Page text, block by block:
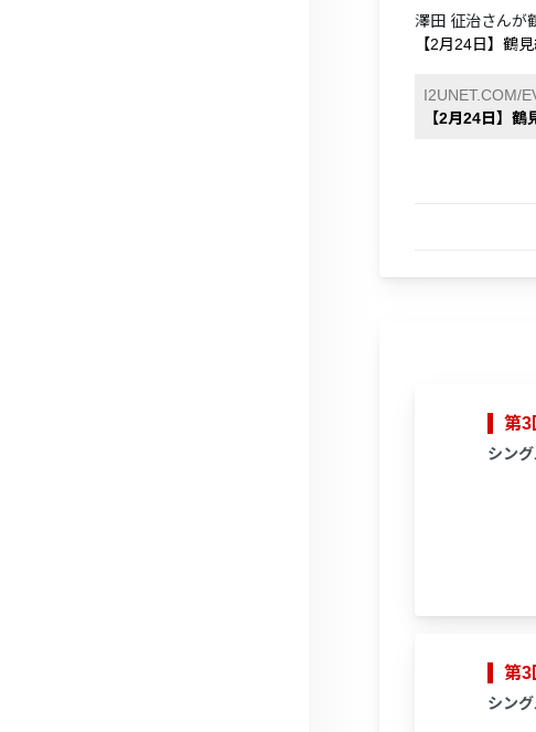
澤田 征治さんが
【2月24日】鶴
I2UNET.COM/
【2月24日】
第3
シン
第3
シン